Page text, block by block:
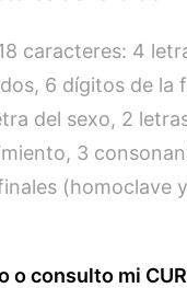
caracteres: 4
6 dígitos de la
del sexo, 2
3
(homoclave
o consulto mi